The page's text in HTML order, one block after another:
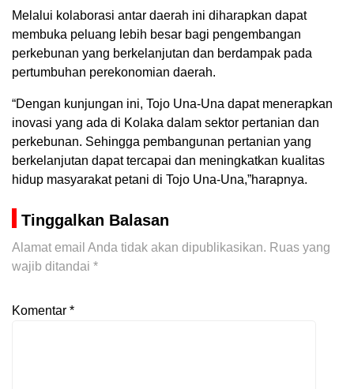
Melalui kolaborasi antar daerah ini diharapkan dapat
membuka peluang lebih besar bagi pengembangan
perkebunan yang berkelanjutan dan berdampak pada
pertumbuhan perekonomian daerah.
“Dengan kunjungan ini, Tojo Una-Una dapat menerapkan
inovasi yang ada di Kolaka dalam sektor pertanian dan
perkebunan. Sehingga pembangunan pertanian yang
berkelanjutan dapat tercapai dan meningkatkan kualitas
hidup masyarakat petani di Tojo Una-Una,”harapnya.
Tinggalkan Balasan
Alamat email Anda tidak akan dipublikasikan. Ruas yang
wajib ditandai *
Komentar *